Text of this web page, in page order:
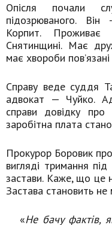
Опісля почали
підозрюваного.
Корпит.
Снятинщині. Має
має хвороби
Справу веде суддя
адвокат — Чуйко.
справи довідку про
заробітна плата
Прокурор Боровик
вигляді тримання
застави. Каже, що це
Застава становить не
«Не бачу фактів,